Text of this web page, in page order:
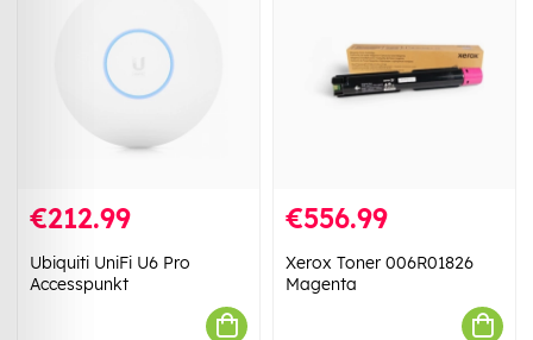
€212.99
Ubiquiti UniFi U6 Pro
Accesspunkt
€556.99
Xerox Toner 006R01826
Magenta